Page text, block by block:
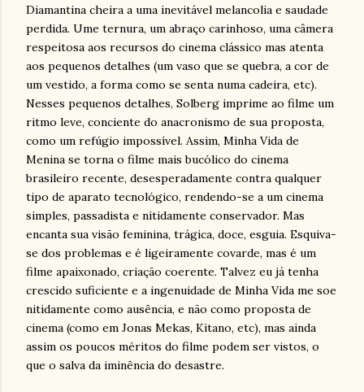
Diamantina cheira a uma inevitável melancolia e saudade
perdida. Ume ternura, um abraço carinhoso, uma câmera
respeitosa aos recursos do cinema clássico mas atenta
aos pequenos detalhes (um vaso que se quebra, a cor de
um vestido, a forma como se senta numa cadeira, etc).
Nesses pequenos detalhes, Solberg imprime ao filme um
ritmo leve, conciente do anacronismo de sua proposta,
como um refúgio impossível. Assim, Minha Vida de
Menina se torna o filme mais bucólico do cinema
brasileiro recente, desesperadamente contra qualquer
tipo de aparato tecnológico, rendendo-se a um cinema
simples, passadista e nitidamente conservador. Mas
encanta sua visão feminina, trágica, doce, esguia. Esquiva-
se dos problemas e é ligeiramente covarde, mas é um
filme apaixonado, criação coerente. Talvez eu já tenha
crescido suficiente e a ingenuidade de Minha Vida me soe
nitidamente como ausência, e não como proposta de
cinema (como em Jonas Mekas, Kitano, etc), mas ainda
assim os poucos méritos do filme podem ser vistos, o
que o salva da iminência do desastre.